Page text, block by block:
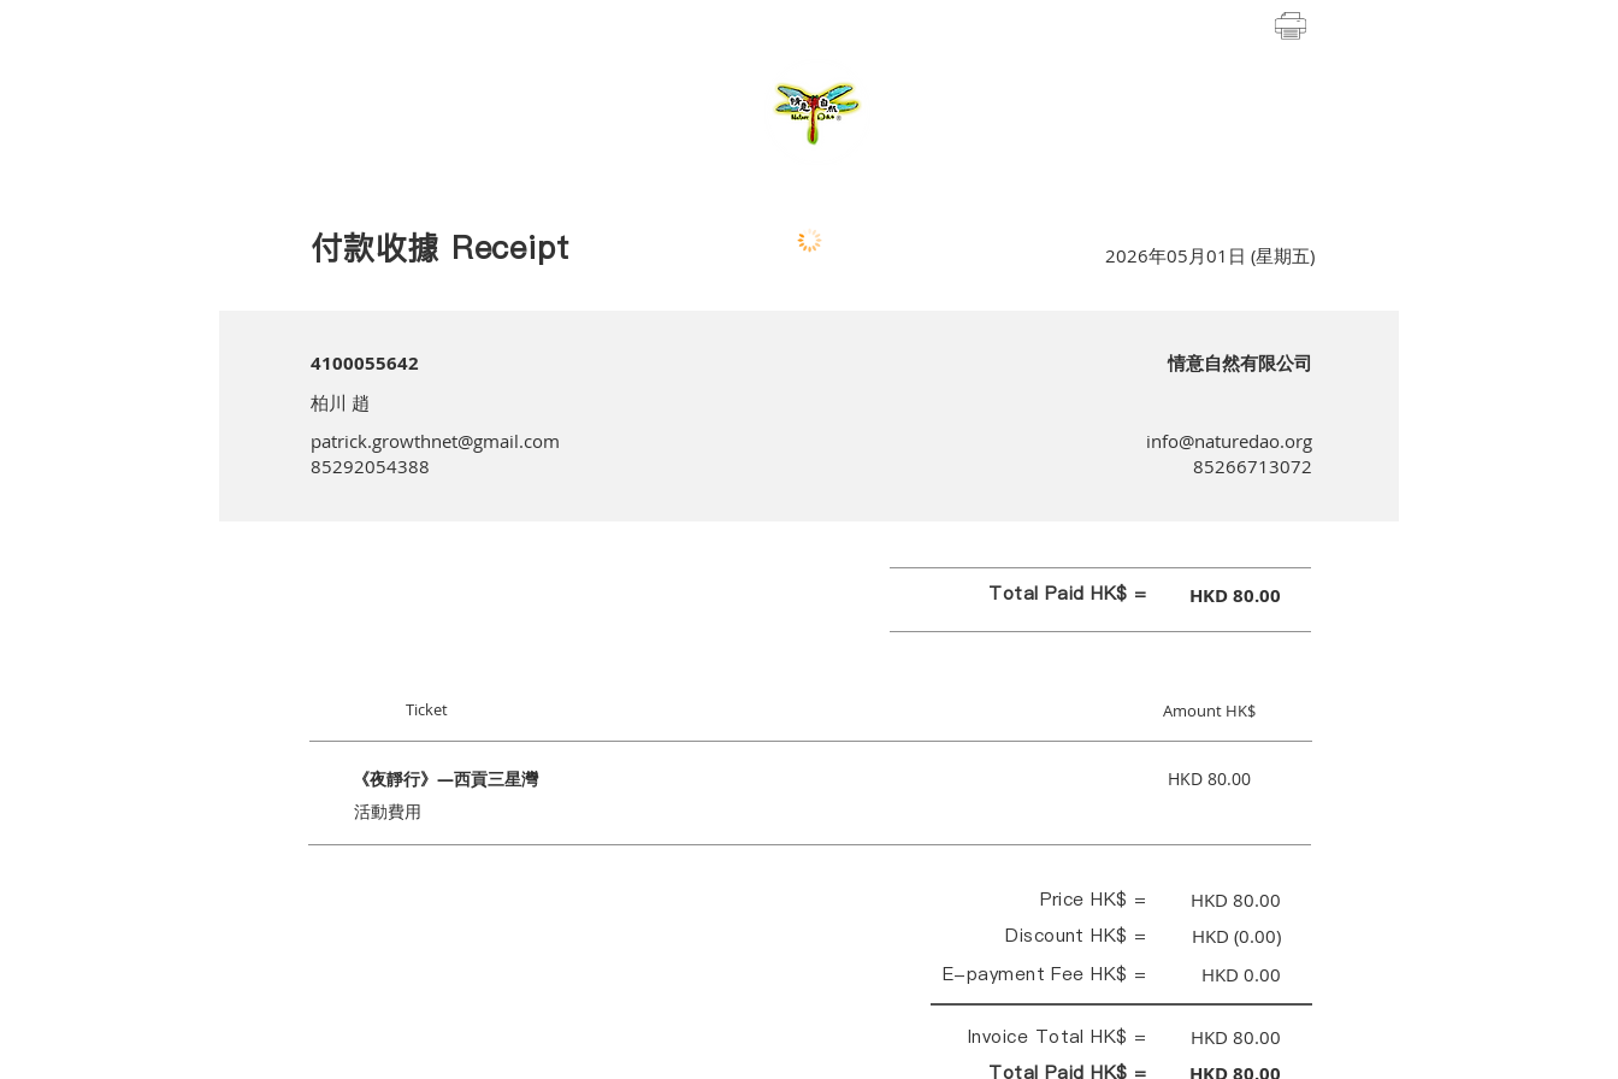
付款收據 Receipt 2026年05月01日 (星期五)
4100055642
柏川 趙
patrick.growthnet@gmail.com
85292054388
情意自然有限公司
info@naturedao.org
85266713072
Total Paid HK$ = HKD 80.00
Ticket Amount HK$
《夜靜行》—西貢三星灣
HKD 80.00
活動費用
Price HK$ = HKD 80.00
Discount HK$ = HKD (0.00)
E-payment Fee HK$ = HKD 0.00
Invoice Total HK$ = HKD 80.00
Total Paid HK$ = HKD 80.00